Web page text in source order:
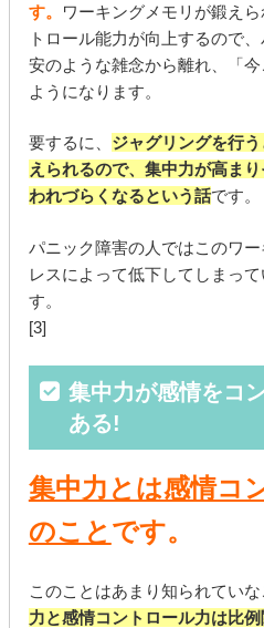
す。
ワーキングメモリが鍛え
トロール能力が向上するので
安のような雑念から離れ、「
ようになります。
要するに、 ジャグリングを行
えられるので、集中力が高ま
われづらくなるという話です。
パニック障害の人ではこのワ
レスによって低下してしまっ
す。
[3]
集中力が感情をコ
ある!
集中力とは感情コ
のこと です。
このことはあまり知られていな
力と感情コントロール力は比例